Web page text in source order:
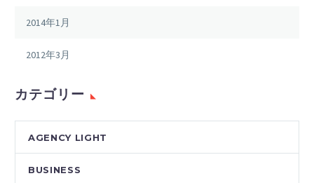
2014年1月
2012年3月
カテゴリー
AGENCY LIGHT
BUSINESS